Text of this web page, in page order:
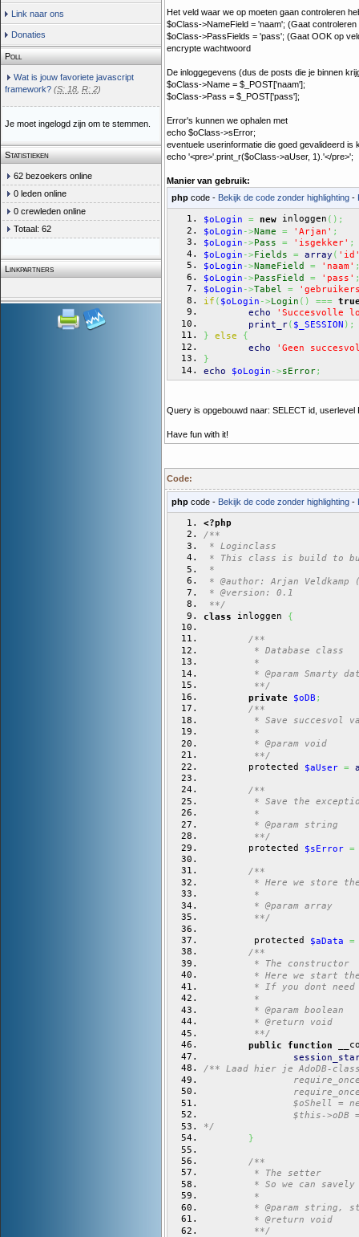
Link naar ons
Donaties
Poll
Wat is jouw favoriete javascript
framework? (S: 18 R: 2)
Je moet ingelogd zijn om te stemmen.
Statistieken
62 bezoekers online
0 leden online
0 crewleden online
Totaal: 62
Linkpartners
Het veld waar we op moeten gaan controleren
$oClass->NameField = 'naam'; (Gaat
$oClass->PassFields = 'pass'; (Gaat OOK op
encrypte wachtwoord
De inloggegevens (dus de posts die je binnen
$oClass->Name = $_POST['naam'];
$oClass->Pass = $_POST['pass'];
Error's kunnen we ophalen met
echo $oClass->sError;
eventuele userinformatie die goed gevalideerd is
echo '<pre>'.print_r($oClass->aUser, 1).'</pre>';
Manier van gebruik:
php code - Bekijk de code zonder highlighting -
$oLogin = new inloggen ( ) ;
$oLogin ->Name = 'Arjan' ;
$oLogin ->Pass = 'isgekker' ;
$oLogin ->Fields = array (
$oLogin ->NameField = 'naam'
$oLogin ->PassField = 'pass'
$oLogin ->Tabel =
if ( $oLogin ->Login ( ) ===
echo
'Succesvolle
print_r( $_SESSION ) ;
}
else
{
echo
'Geen
}
echo
$oLogin ->sError;
Query is opgebouwd naar: SELECT id,
Have fun with it!
Code:
php code - Bekijk de code zonder highlighting -
<?php
/**
* Loginclass
* This class is build to
*
* @author: Arjan Veldkamp
* @version: 0.1
**/
class inloggen {
/**
	 * Database class
	 *
* @param Smarty
	 **/
private
$oDB ;
/**
* Save succesvol
	 *
	 * @param void
	 **/
	protected
$aUser =
/**
* Save the
	 *
	 * @param string
	 **/
	protected
$sError =
/**
* Here we store
	 *
	 * @param array
	 **/
	 protected
$aData
=
/**
	 * The constructor
* Here we start
* If you dont
	 *
	 * @param boolean
	 * @return void
	 **/
public
function
/** Laad hier je AdoDB-
$oShell =
$this->oDB
*/
}
/**
	 * The setter
* So we can
	 *
* @param string,
	 * @return void
	 **/